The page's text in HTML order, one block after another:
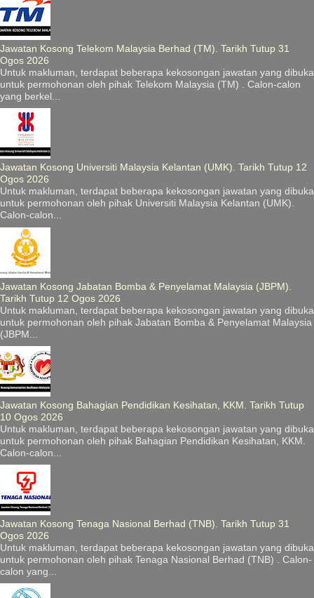
Jawatan Kosong Telekom Malaysia Berhad (TM). Tarikh Tutup 31
Ogos 2026
Untuk makluman, terdapat beberapa kekosongan jawatan yang dibuka
untuk permohonan oleh pihak Telekom Malaysia (TM) . Calon-calon
yang berkel...
Jawatan Kosong Universiti Malaysia Kelantan (UMK). Tarikh Tutup 12
Ogos 2026
Untuk makluman, terdapat beberapa kekosongan jawatan yang dibuka
untuk permohonan oleh pihak Universiti Malaysia Kelantan (UMK).
Calon-calon...
Jawatan Kosong Jabatan Bomba & Penyelamat Malaysia (JBPM).
Tarikh Tutup 12 Ogos 2026
Untuk makluman, terdapat beberapa kekosongan jawatan yang dibuka
untuk permohonan oleh pihak Jabatan Bomba & Penyelamat Malaysia
(JBPM...
Jawatan Kosong Bahagian Pendidikan Kesihatan, KKM. Tarikh Tutup
10 Ogos 2026
Untuk makluman, terdapat beberapa kekosongan jawatan yang dibuka
untuk permohonan oleh pihak Bahagian Pendidikan Kesihatan, KKM.
Calon-calon...
Jawatan Kosong Tenaga Nasional Berhad (TNB). Tarikh Tutup 31
Ogos 2026
Untuk makluman, terdapat beberapa kekosongan jawatan yang dibuka
untuk permohonan oleh pihak Tenaga Nasional Berhad (TNB) . Calon-
calon yang...